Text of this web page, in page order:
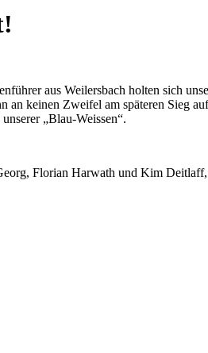
aus Weilersbach holten sich
an keinen Zweifel am späteren Sieg
„Blau-Weissen“.
Florian Harwath und Kim